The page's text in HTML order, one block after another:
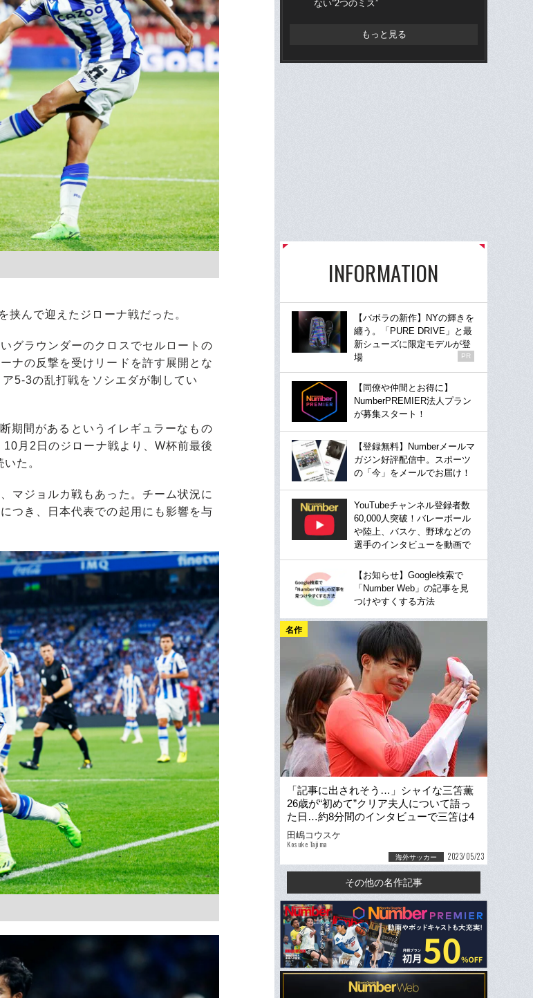
んで迎えたジローナ戦だった。
グラウンダーのクロスでセルロートの
ナの反撃を受けリードを許す展開とな
5-3の乱打戦をソシエダが制してい
期間があるというイレギュラーなもの
月2日のジローナ戦より、W杯前最後
た。
マジョルカ戦もあった。チーム状況に
つき、日本代表での起用にも影響を与
ない“2つのミス”
もっと見る
INFORMATION
【バボラの新作】NYの輝きを
纏う。「PURE DRIVE」と最
新シューズに限定モデルが登
場
PR
【同僚や仲間とお得に】
NumberPREMIER法人プラン
が募集スタート！
【登録無料】Numberメールマ
ガジン好評配信中。スポーツ
の「今」をメールでお届け！
YouTubeチャンネル登録者数
60,000人突破！バレーボール
や陸上、バスケ、野球などの
選手のインタビューを動画で
【お知らせ】Google検索で
「Number Web」の記事を見
つけやすくする方法
名作
「記事に出されそう…」シャイな三笘薫
26歳が“初めて”クリア夫人について語っ
た日…約8分間のインタビューで三笘は4
回も現地記者を笑わせた
田嶋コウスケ
Kosuke Tajima
海外サッカー 2023/05/23
その他の名作記事